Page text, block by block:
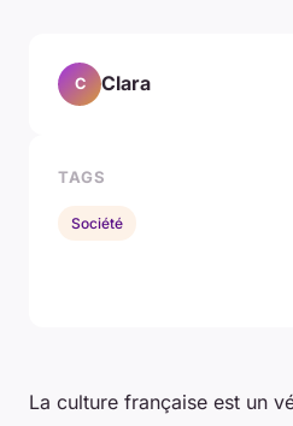
La culture française est un
C Clara
TAGS
Société